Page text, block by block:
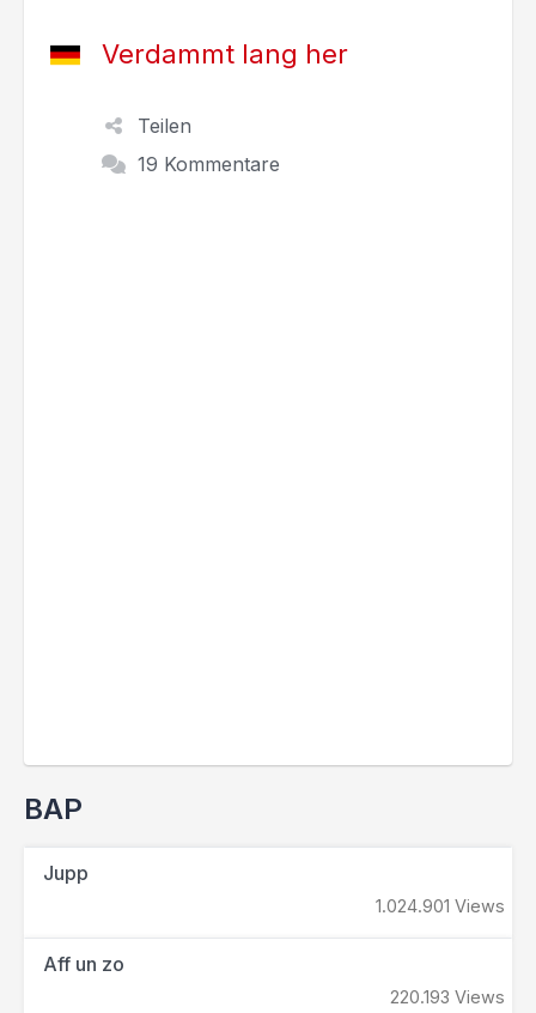
Verdammt lang her
Teilen
19 Kommentare
BAP
Jupp
1.024.901 Views
Aff un zo
220.193 Views